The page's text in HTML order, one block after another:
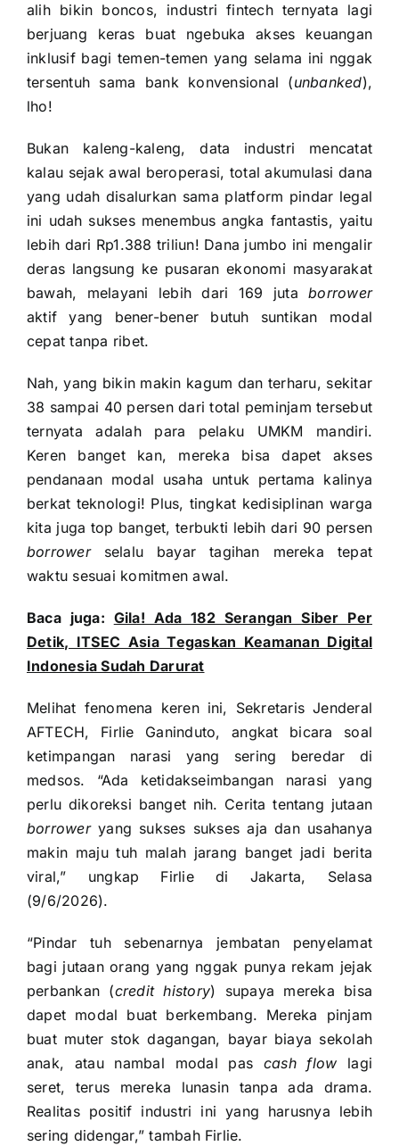
alih bikin boncos, industri fintech ternyata lagi
berjuang keras buat ngebuka akses keuangan
inklusif bagi temen-temen yang selama ini nggak
tersentuh sama bank konvensional (unbanked),
lho!
Bukan kaleng-kaleng, data industri mencatat
kalau sejak awal beroperasi, total akumulasi dana
yang udah disalurkan sama platform pindar legal
ini udah sukses menembus angka fantastis, yaitu
lebih dari Rp1.388 triliun! Dana jumbo ini mengalir
deras langsung ke pusaran ekonomi masyarakat
bawah, melayani lebih dari 169 jutaborrower
aktif yang bener-bener butuh suntikan modal
cepat tanpa ribet.
Nah, yang bikin makin kagum dan terharu, sekitar
38 sampai 40 persen dari total peminjam tersebut
ternyata adalah para pelaku UMKM mandiri.
Keren banget kan, mereka bisa dapet akses
pendanaan modal usaha untuk pertama kalinya
berkat teknologi! Plus, tingkat kedisiplinan warga
kita juga top banget, terbukti lebih dari 90 persen
borrowerselalu bayar tagihan mereka tepat
waktu sesuai komitmen awal.
Baca juga: Gila! Ada 182 Serangan Siber Per
Detik, ITSEC Asia Tegaskan Keamanan Digital
Indonesia Sudah Darurat
Melihat fenomena keren ini, Sekretaris Jenderal
AFTECH, Firlie Ganinduto, angkat bicara soal
ketimpangan narasi yang sering beredar di
medsos. “Ada ketidakseimbangan narasi yang
perlu dikoreksi banget nih. Cerita tentang jutaan
borroweryang sukses sukses aja dan usahanya
makin maju tuh malah jarang banget jadi berita
viral,” ungkap Firlie di Jakarta, Selasa
(9/6/2026).
“Pindar tuh sebenarnya jembatan penyelamat
bagi jutaan orang yang nggak punya rekam jejak
perbankan (credit history) supaya mereka bisa
dapet modal buat berkembang. Mereka pinjam
buat muter stok dagangan, bayar biaya sekolah
anak, atau nambal modal pas cash flow lagi
seret, terus mereka lunasin tanpa ada drama.
Realitas positif industri ini yang harusnya lebih
sering didengar,” tambah Firlie.